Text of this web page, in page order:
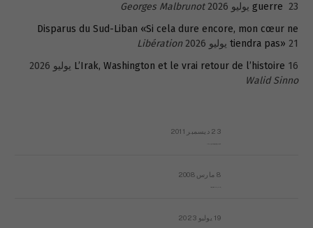
guerre 23 يوليو 2026
Georges Malbrunot
Disparus du Sud-Liban «Si cela dure encore, mon cœur ne
tiendra pas» 21 يوليو 2026
Libération
L’Irak, Washington et le vrai retour de l’histoire 16 يوليو 2026
Walid Sinno
23 ديسمبر 2011
8 مارس 2008
19 يوليو 2023